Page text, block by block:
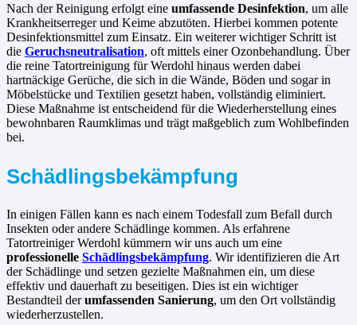
Nach der Reinigung erfolgt eine umfassende Desinfektion, um alle
Krankheitserreger und Keime abzutöten. Hierbei kommen potente
Desinfektionsmittel zum Einsatz. Ein weiterer wichtiger Schritt ist
die Geruchsneutralisation, oft mittels einer Ozonbehandlung. Über
die reine Tatortreinigung für Werdohl hinaus werden dabei
hartnäckige Gerüche, die sich in die Wände, Böden und sogar in
Möbelstücke und Textilien gesetzt haben, vollständig eliminiert.
Diese Maßnahme ist entscheidend für die Wiederherstellung eines
bewohnbaren Raumklimas und trägt maßgeblich zum Wohlbefinden
bei.
Schädlingsbekämpfung
In einigen Fällen kann es nach einem Todesfall zum Befall durch
Insekten oder andere Schädlinge kommen. Als erfahrene
Tatortreiniger Werdohl kümmern wir uns auch um eine
professionelle Schädlingsbekämpfung. Wir identifizieren die Art
der Schädlinge und setzen gezielte Maßnahmen ein, um diese
effektiv und dauerhaft zu beseitigen. Dies ist ein wichtiger
Bestandteil derumfassenden Sanierung, um den Ort vollständig
wiederherzustellen.